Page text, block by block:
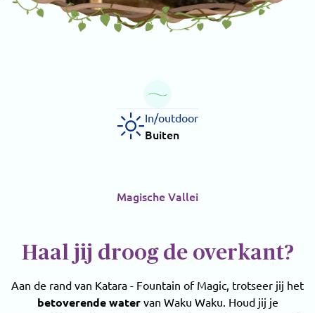
In/outdoor
Buiten
Magische Vallei
Haal jij droog de overkant?
Aan de rand van Katara - Fountain of Magic, trotseer jij het
betoverende watervan Waku Waku. Houd jij je